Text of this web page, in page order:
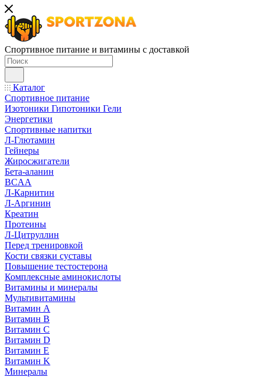
Спортивное питание и витамины с доставкой
Каталог
Спортивное питание
Изотоники Гипотоники Гели
Энергетики
Спортивные напитки
Л-Глютамин
Гейнеры
Жиросжигатели
Бета-аланин
BCAA
Л-Карнитин
Л-Аргинин
Креатин
Протеины
Л-Цитруллин
Перед тренировкой
Кости связки суставы
Повышение тестостерона
Комплексные аминокислоты
Витамины и минералы
Мультивитамины
Витамин A
Витамин B
Витамин C
Витамин D
Витамин E
Витамин K
Минералы